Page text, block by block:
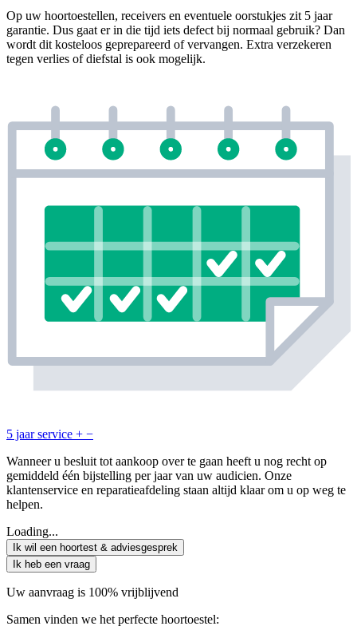
Op uw hoortoestellen, receivers en eventuele oorstukjes zit 5 jaar
garantie. Dus gaat er in die tijd iets defect bij normaal gebruik? Dan
wordt dit kosteloos geprepareerd of vervangen. Extra verzekeren
tegen verlies of diefstal is ook mogelijk.
5 jaar service + −
Wanneer u besluit tot aankoop over te gaan heeft u nog recht op
gemiddeld één bijstelling per jaar van uw audicien. Onze
klantenservice en reparatieafdeling staan altijd klaar om u op weg te
helpen.
Loading...
Ik wil een hoortest & adviesgesprek
Ik heb een vraag
Uw aanvraag is 100% vrijblijvend
Samen vinden we het perfecte hoortoestel: